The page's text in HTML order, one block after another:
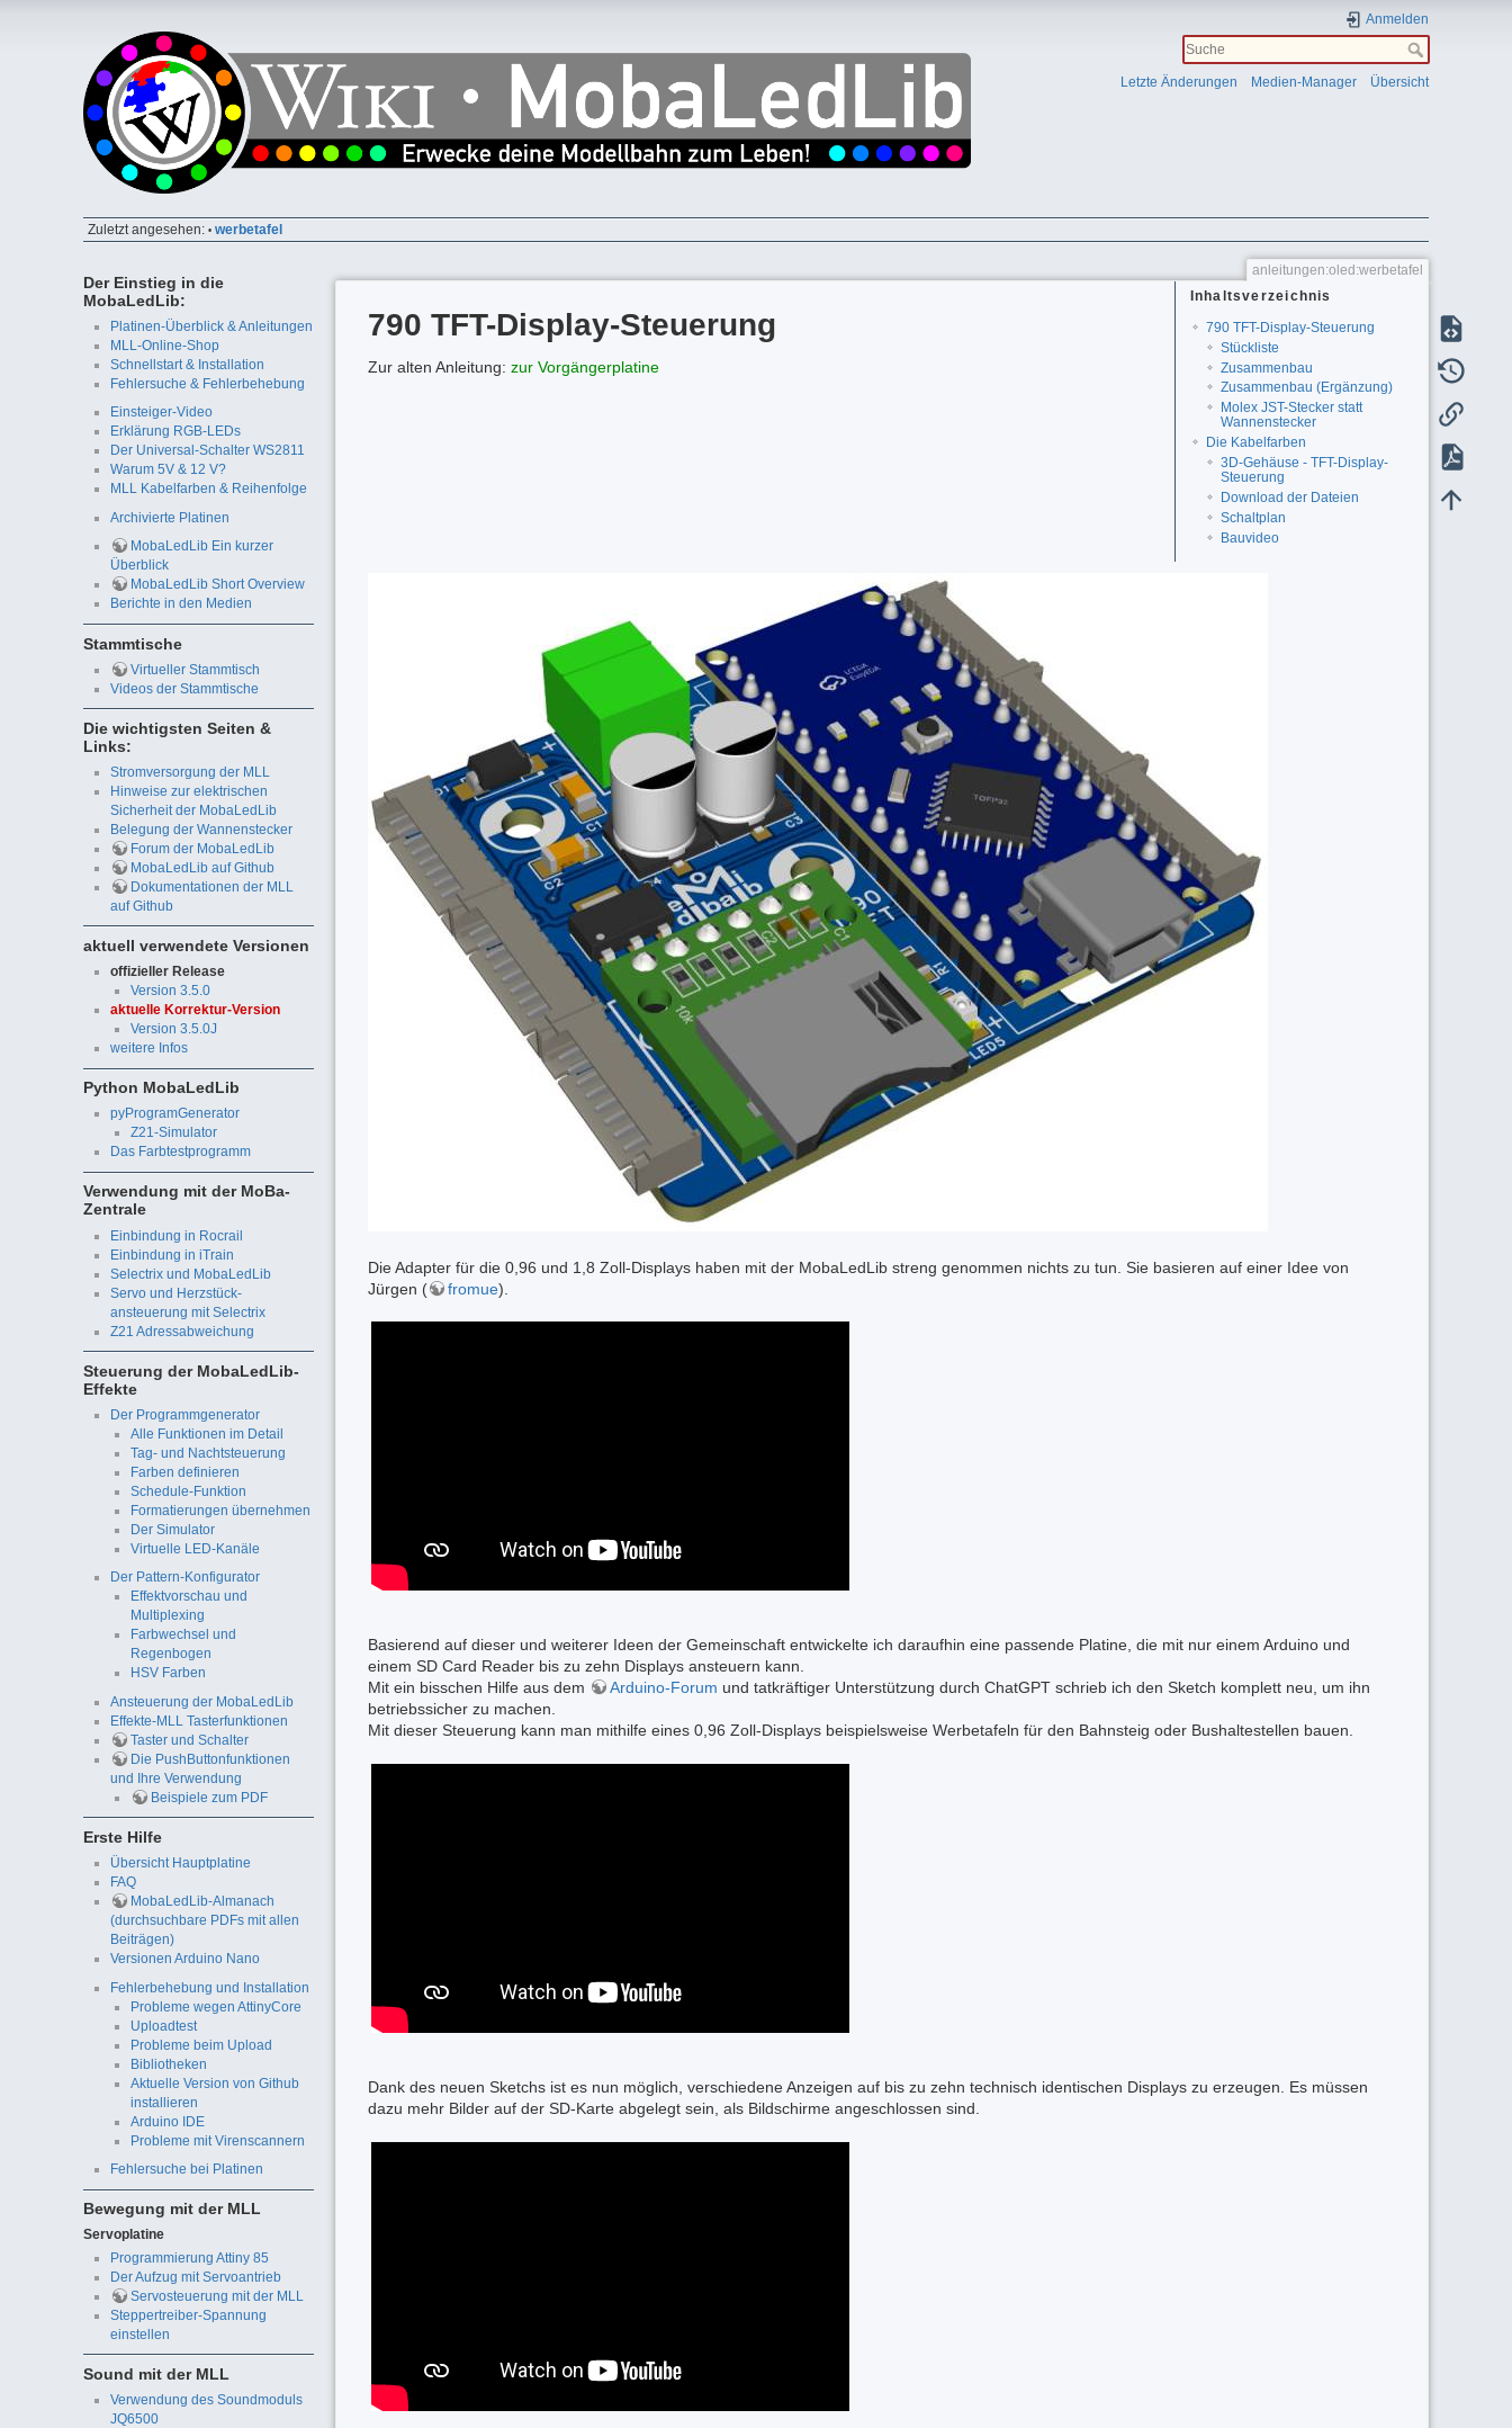
Anmelden
Letzte Änderungen Medien-Manager Übersicht
Zuletzt angesehen: • werbetafel
Der Einstieg in die
MobaLedLib:
Platinen-Überblick & Anleitungen
MLL-Online-Shop
Schnellstart & Installation
Fehlersuche & Fehlerbehebung
Einsteiger-Video
Erklärung RGB-LEDs
Der Universal-Schalter WS2811
Warum 5V & 12 V?
MLL Kabelfarben & Reihenfolge
Archivierte Platinen
MobaLedLib Ein kurzer
Überblick
MobaLedLib Short Overview
Berichte in den Medien
Stammtische
Virtueller Stammtisch
Videos der Stammtische
Die wichtigsten Seiten &
Links:
Stromversorgung der MLL
Hinweise zur elektrischen
Sicherheit der MobaLedLib
Belegung der Wannenstecker
Forum der MobaLedLib
MobaLedLib auf Github
Dokumentationen der MLL
auf Github
aktuell verwendete Versionen
offizieller Release
Version 3.5.0
aktuelle Korrektur-Version
Version 3.5.0J
weitere Infos
Python MobaLedLib
pyProgramGenerator
Z21-Simulator
Das Farbtestprogramm
Verwendung mit der MoBa-
Zentrale
Einbindung in Rocrail
Einbindung in iTrain
Selectrix und MobaLedLib
Servo und Herzstück-
ansteuerung mit Selectrix
Z21 Adressabweichung
Steuerung der MobaLedLib-
Effekte
Der Programmgenerator
Alle Funktionen im Detail
Tag- und Nachtsteuerung
Farben definieren
Schedule-Funktion
Formatierungen übernehmen
Der Simulator
Virtuelle LED-Kanäle
Der Pattern-Konfigurator
Effektvorschau und
Multiplexing
Farbwechsel und
Regenbogen
HSV Farben
Ansteuerung der MobaLedLib
Effekte-MLL Tasterfunktionen
Taster und Schalter
Die PushButtonfunktionen
und Ihre Verwendung
Beispiele zum PDF
Erste Hilfe
Übersicht Hauptplatine
FAQ
MobaLedLib-Almanach
(durchsuchbare PDFs mit allen
Beiträgen)
Versionen Arduino Nano
Fehlerbehebung und Installation
Probleme wegen AttinyCore
Uploadtest
Probleme beim Upload
Bibliotheken
Aktuelle Version von Github
installieren
Arduino IDE
Probleme mit Virenscannern
Fehlersuche bei Platinen
Bewegung mit der MLL
Servoplatine
Programmierung Attiny 85
Der Aufzug mit Servoantrieb
Servosteuerung mit der MLL
Steppertreiber-Spannung
einstellen
Sound mit der MLL
Verwendung des Soundmoduls
JQ6500
anleitungen:oled:werbetafel
Inhaltsverzeichnis
790 TFT-Display-Steuerung
Stückliste
Zusammenbau
Zusammenbau (Ergänzung)
Molex JST-Stecker statt
Wannenstecker
Die Kabelfarben
3D-Gehäuse - TFT-Display-
Steuerung
Download der Dateien
Schaltplan
Bauvideo
790 TFT-Display-Steuerung
Zur alten Anleitung: zur Vorgängerplatine
Die Adapter für die 0,96 und 1,8 Zoll-Displays haben mit der MobaLedLib streng genommen nichts zu tun. Sie basieren auf einer Idee von
Jürgen (
fromue).
Basierend auf dieser und weiterer Ideen der Gemeinschaft entwickelte ich daraufhin eine passende Platine, die mit nur einem Arduino und
einem SD Card Reader bis zu zehn Displays ansteuern kann.
Mit ein bisschen Hilfe aus dem
Arduino-Forum und tatkräftiger Unterstützung durch ChatGPT schrieb ich den Sketch komplett neu, um ihn
betriebssicher zu machen.
Mit dieser Steuerung kann man mithilfe eines 0,96 Zoll-Displays beispielsweise Werbetafeln für den Bahnsteig oder Bushaltestellen bauen.
Dank des neuen Sketchs ist es nun möglich, verschiedene Anzeigen auf bis zu zehn technisch identischen Displays zu erzeugen. Es müssen
dazu mehr Bilder auf der SD-Karte abgelegt sein, als Bildschirme angeschlossen sind.